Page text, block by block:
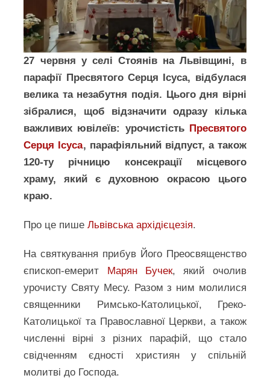
27 червня у селі Стоянів на Львівщині, в
парафії Пресвятого Серця Ісуса, відбулася
велика та незабутня подія. Цього дня вірні
зібралися, щоб відзначити одразу кілька
важливих ювілеїв: урочистість Пресвятого
Серця Ісуса, парафіяльний відпуст, а також
120-ту річницю консекрації місцевого
храму, який є духовною окрасою цього
краю.
Про це пишеЛьвівська архідієцезія.
На святкування прибув Його Преосвященство
єпископ-емерит Марян Бучек, який очолив
урочисту Святу Месу. Разом з ним молилися
священники Римсько-Католицької, Греко-
Католицької та Православної Церкви, а також
численні вірні з різних парафій, що стало
свідченням єдності християн у спільній
молитві до Господа.